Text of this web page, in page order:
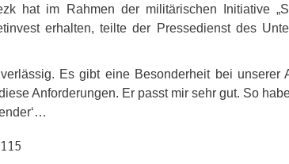
hat im Rahmen der militärischen Initiative
erhalten, teilte der Pressedienst des
Es gibt eine Besonderheit bei
Anforderungen. Er passt mir sehr gut. So